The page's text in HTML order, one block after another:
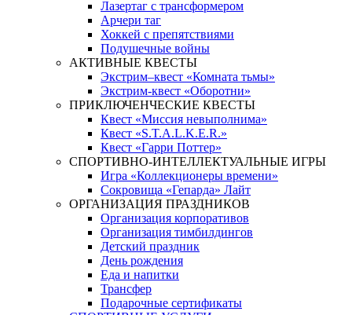
Лазертаг с трансформером
Арчери таг
Хоккей с препятствиями
Подушечные войны
АКТИВНЫЕ КВЕСТЫ
Экстрим–квест «Комната тьмы»
Экстрим-квест «Оборотни»
ПРИКЛЮЧЕНЧЕСКИЕ КВЕСТЫ
Квест «Миссия невыполнима»
Квест «S.T.A.L.K.E.R.»
Квест «Гарри Поттер»
СПОРТИВНО-ИНТЕЛЛЕКТУАЛЬНЫЕ ИГРЫ
Игра «Коллекционеры времени»
Сокровища «Гепарда» Лайт
ОРГАНИЗАЦИЯ ПРАЗДНИКОВ
Организация корпоративов
Организация тимбилдингов
Детский праздник
День рождения
Еда и напитки
Трансфер
Подарочные сертификаты